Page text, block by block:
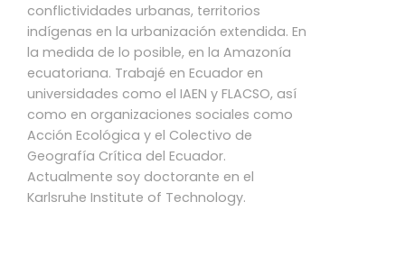
conflictividades urbanas, territorios
indígenas en la urbanización extendida. En
la medida de lo posible, en la Amazonía
ecuatoriana. Trabajé en Ecuador en
universidades como el IAEN y FLACSO, así
como en organizaciones sociales como
Acción Ecológica y el Colectivo de
Geografía Crítica del Ecuador.
Actualmente soy doctorante en el
Karlsruhe Institute of Technology.